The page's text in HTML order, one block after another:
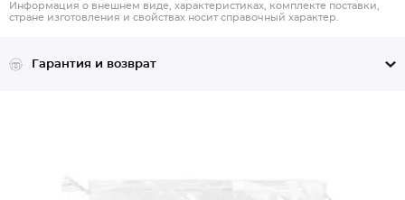
Информация о внешнем виде, характеристиках, комплекте поставки,
стране изготовления и свойствах носит справочный характер.
Гарантия и возврат